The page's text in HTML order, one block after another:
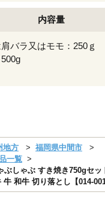
内容量
バラ又はモモ：250ｇ
地方
福岡県中間市
一覧
ぶしゃぶ すき焼き750gセ
和牛 切り落とし【014-